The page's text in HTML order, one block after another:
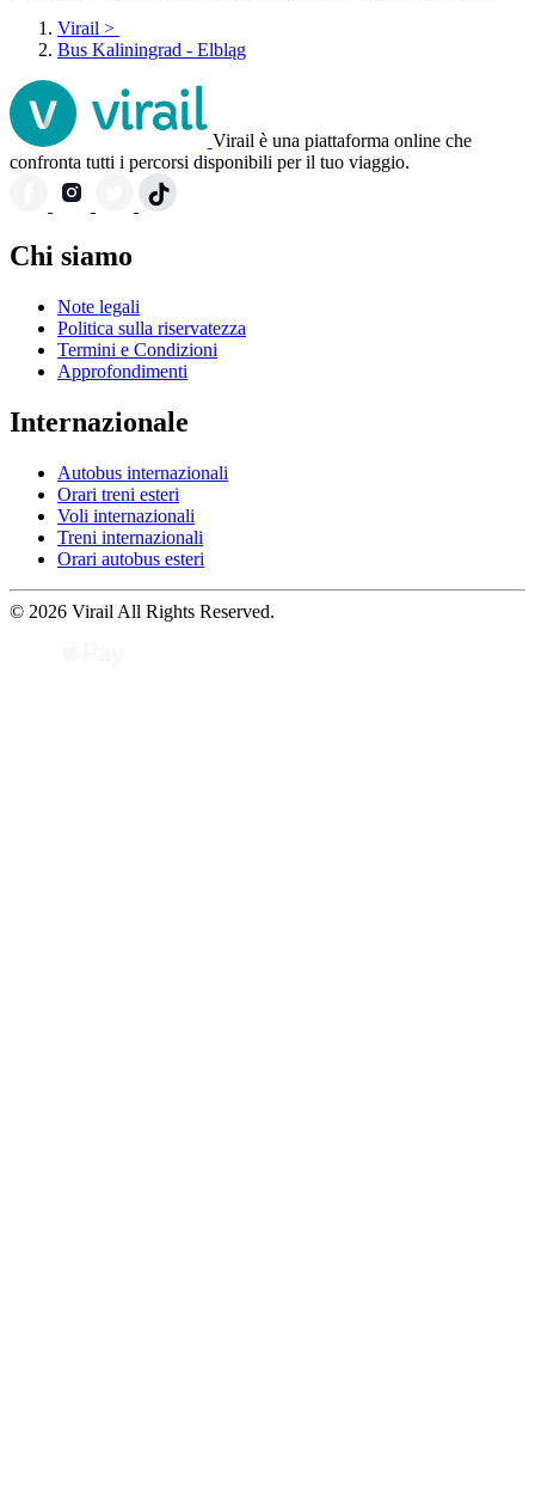
Virail >
Bus Kaliningrad - Elbląg
Virail è una piattaforma online che
confronta tutti i percorsi disponibili per il tuo viaggio.
Chi siamo
Note legali
Politica sulla riservatezza
Termini e Condizioni
Approfondimenti
Internazionale
Autobus internazionali
Orari treni esteri
Voli internazionali
Treni internazionali
Orari autobus esteri
© 2026 Virail All Rights Reserved.